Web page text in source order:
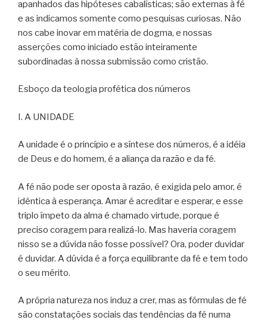
apanhados das hipóteses cabalísticas; são externas à fé
e as indicamos somente como pesquisas curiosas. Não
nos cabe inovar em matéria de dogma, e nossas
asserções como iniciado estão inteiramente
subordinadas à nossa submissão como cristão.
Esboço da teologia profética dos números
I. A UNIDADE
A unidade é o princípio e a síntese dos números, é a idéia
de Deus e do homem, é a aliança da razão e da fé.
A fé não pode ser oposta à razão, é exigida pelo amor, é
idêntica à esperança. Amar é acreditar e esperar, e esse
triplo ímpeto da alma é chamado virtude, porque é
preciso coragem para realizá-lo. Mas haveria coragem
nisso se a dúvida não fosse possível? Ora, poder duvidar
é duvidar. A dúvida é a força equilibrante da fé e tem todo
o seu mérito.
A própria natureza nos induz a crer, mas as fórmulas de fé
são constatações sociais das tendências da fé numa